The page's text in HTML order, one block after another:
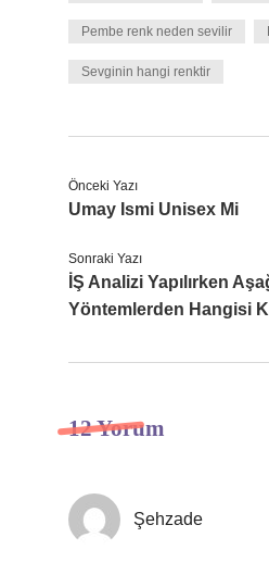
Pembe renk neden sevilir
Sevginin hangi renktir
Önceki Yazı
Umay Ismi Unisex Mi
Sonraki Yazı
İŞ Analizi Yapılırken
Yöntemlerden Hangisi
12 Yorum
Şehzade